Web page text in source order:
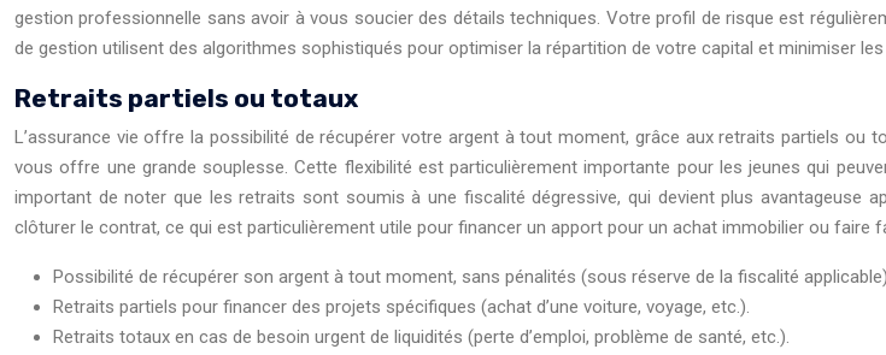
gestion professionnelle sans avoir à vous soucier des détails techniques. Votre profil de risque est
de gestion utilisent des algorithmes sophistiqués pour optimiser la répartition de votre capital et minimiser les
Retraits partiels ou totaux
L’assurance vie offre la possibilité de récupérer votre argent à tout moment, grâce aux retraits partiels ou
vous offre une grande souplesse. Cette flexibilité est particulièrement importante pour les jeunes qui
important de noter que les retraits sont soumis à une fiscalité dégressive, qui devient plus avantageuse
clôturer le contrat, ce qui est particulièrement utile pour financer un apport pour un achat immobilier ou faire
Possibilité de récupérer son argent à tout moment, sans pénalités (sous réserve de la fiscalité
Retraits partiels pour financer des projets spécifiques (achat d’une voiture, voyage, etc.).
Retraits totaux en cas de besoin urgent de liquidités (perte d’emploi, problème de santé, etc.).